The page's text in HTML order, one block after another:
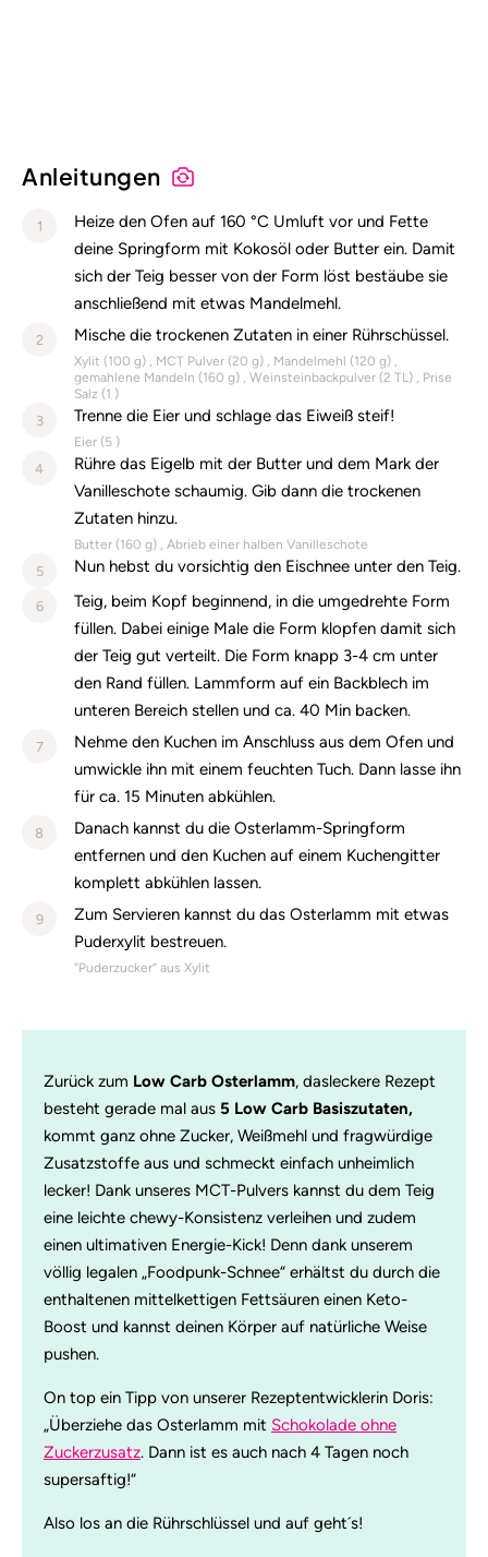
Anleitungen
1
Heize den Ofen auf 160 °C Umluft vor und Fette
deine Springform mit Kokosöl oder Butter ein. Damit
sich der Teig besser von der Form löst bestäube sie
anschließend mit etwas Mandelmehl.
2 Mische die trockenen Zutaten in einer Rührschüssel.
Xylit (100 g) MCT Pulver (20 g) Mandelmehl (120 g)
gemahlene Mandeln (160 g) Weinsteinbackpulver (2 TL)
Prise
Salz (1 )
3 Trenne die Eier und schlage das Eiweiß steif!
Eier (5 )
4
Rühre das Eigelb mit der Butter und dem Mark der
Vanilleschote schaumig. Gib dann die trockenen
Zutaten hinzu.
Butter (160 g) Abrieb einer halben Vanilleschote
5 Nun hebst du vorsichtig den Eischnee unter den Teig.
6
Teig, beim Kopf beginnend, in die umgedrehte Form
füllen. Dabei einige Male die Form klopfen damit sich
der Teig gut verteilt. Die Form knapp 3-4 cm unter
den Rand füllen. Lammform auf ein Backblech im
unteren Bereich stellen und ca. 40 Min backen.
7
Nehme den Kuchen im Anschluss aus dem Ofen und
umwickle ihn mit einem feuchten Tuch. Dann lasse ihn
für ca. 15 Minuten abkühlen.
8
Danach kannst du die Osterlamm-Springform
entfernen und den Kuchen auf einem Kuchengitter
komplett abkühlen lassen.
9
Zum Servieren kannst du das Osterlamm mit etwas
Puderxylit bestreuen.
“Puderzucker” aus Xylit
Zurück zum Low Carb Osterlamm, dasleckere Rezept
besteht gerade mal aus 5 Low Carb Basiszutaten,
kommt ganz ohne Zucker, Weißmehl und fragwürdige
Zusatzstoffe aus und schmeckt einfach unheimlich
lecker! Dank unseres MCT-Pulvers kannst du dem Teig
eine leichte chewy-Konsistenz verleihen und zudem
einen ultimativen Energie-Kick! Denn dank unserem
völlig legalen „Foodpunk-Schnee“ erhältst du durch die
enthaltenen mittelkettigen Fettsäuren einen Keto-
Boost und kannst deinen Körper auf natürliche Weise
pushen.
On top ein Tipp von unserer Rezeptentwicklerin Doris:
„Überziehe das Osterlamm mit Schokolade ohne
Zuckerzusatz. Dann ist es auch nach 4 Tagen noch
supersaftig!“
Also los an die Rührschlüssel und auf geht´s!